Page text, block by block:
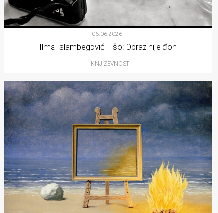
06.06.2026.
Ilma Islambegović Fišo: Obraz nije đon
KNJIŽEVNOST